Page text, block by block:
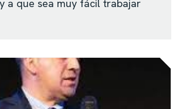
a que sea muy fácil trabajar